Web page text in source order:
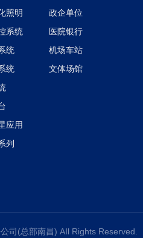
课等各种情
免驱动安
卡直接相
应用状态
自动还原。
指定的还原
系统补丁
照明
系统
统
统
应用
列
政企单位
医院银行
机场车站
文体场馆
司(总部南昌) AIl Rights Reserved.